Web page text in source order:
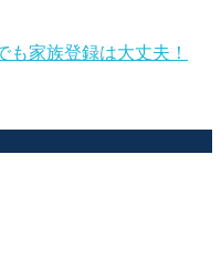
家族登録は大丈夫！